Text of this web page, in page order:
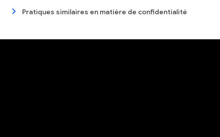
Pratiques similaires en matière de confidentialité